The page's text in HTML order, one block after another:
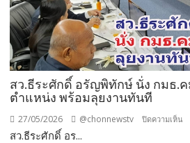
อ
ร
สว.ธีระศักดิ์ อรัญพิทักษ์ นั่ง กมธ.
ตำแหน่ง พร้อมลุยงานทันที
27/05/2026 @chonnewstv ปิดความเห็น
สว.ธีระศักดิ์ อร...